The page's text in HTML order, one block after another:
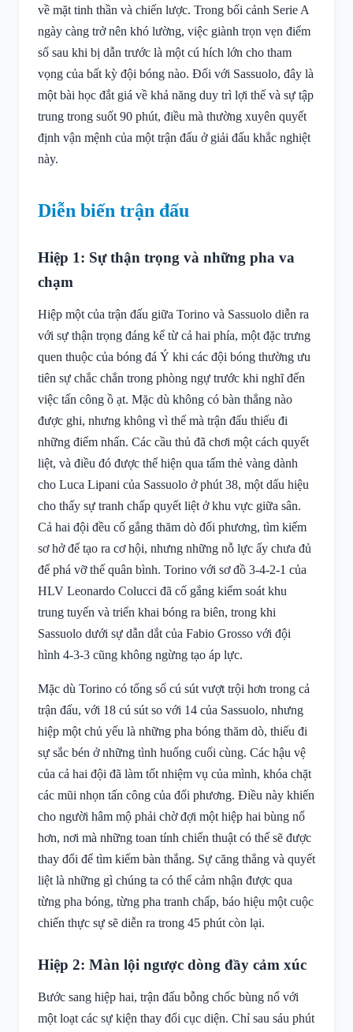
về mặt tinh thần và chiến lược. Trong bối cảnh Serie A
ngày càng trở nên khó lường, việc giành trọn vẹn điểm
số sau khi bị dẫn trước là một cú hích lớn cho tham
vọng của bất kỳ đội bóng nào. Đối với Sassuolo, đây là
một bài học đắt giá về khả năng duy trì lợi thế và sự tập
trung trong suốt 90 phút, điều mà thường xuyên quyết
định vận mệnh của một trận đấu ở giải đấu khắc nghiệt
này.
Diễn biến trận đấu
Hiệp 1: Sự thận trọng và những pha va
chạm
Hiệp một của trận đấu giữa Torino và Sassuolo diễn ra
với sự thận trọng đáng kể từ cả hai phía, một đặc trưng
quen thuộc của bóng đá Ý khi các đội bóng thường ưu
tiên sự chắc chắn trong phòng ngự trước khi nghĩ đến
việc tấn công ồ ạt. Mặc dù không có bàn thắng nào
được ghi, nhưng không vì thế mà trận đấu thiếu đi
những điểm nhấn. Các cầu thủ đã chơi một cách quyết
liệt, và điều đó được thể hiện qua tấm thẻ vàng dành
cho Luca Lipani của Sassuolo ở phút 38, một dấu hiệu
cho thấy sự tranh chấp quyết liệt ở khu vực giữa sân.
Cả hai đội đều cố gắng thăm dò đối phương, tìm kiếm
sơ hở để tạo ra cơ hội, nhưng những nỗ lực ấy chưa đủ
để phá vỡ thế quân bình. Torino với sơ đồ 3-4-2-1 của
HLV Leonardo Colucci đã cố gắng kiểm soát khu
trung tuyến và triển khai bóng ra biên, trong khi
Sassuolo dưới sự dẫn dắt của Fabio Grosso với đội
hình 4-3-3 cũng không ngừng tạo áp lực.
Mặc dù Torino có tổng số cú sút vượt trội hơn trong cả
trận đấu, với 18 cú sút so với 14 của Sassuolo, nhưng
hiệp một chủ yếu là những pha bóng thăm dò, thiếu đi
sự sắc bén ở những tình huống cuối cùng. Các hậu vệ
của cả hai đội đã làm tốt nhiệm vụ của mình, khóa chặt
các mũi nhọn tấn công của đối phương. Điều này khiến
cho người hâm mộ phải chờ đợi một hiệp hai bùng nổ
hơn, nơi mà những toan tính chiến thuật có thể sẽ được
thay đổi để tìm kiếm bàn thắng. Sự căng thẳng và quyết
liệt là những gì chúng ta có thể cảm nhận được qua
từng pha bóng, từng pha tranh chấp, báo hiệu một cuộc
chiến thực sự sẽ diễn ra trong 45 phút còn lại.
Hiệp 2: Màn lội ngược dòng đầy cảm xúc
Bước sang hiệp hai, trận đấu bỗng chốc bùng nổ với
một loạt các sự kiện thay đổi cục diện. Chỉ sau sáu phút